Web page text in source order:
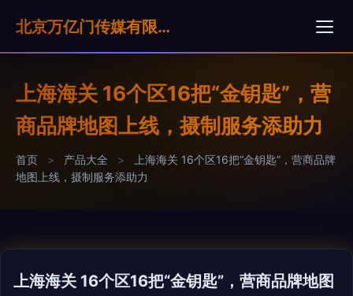
北京万亿门传媒有限公司
上海海关 16个区16把“金钥匙”，营
商品牌地图上线，摄制服务添助力
首页 > 产品大全 >
上海海关 16个区16把“金钥匙”，营商品牌
地图上线，摄制服务添助力
上海海关 16个区16把“金钥匙”，营商品牌地图